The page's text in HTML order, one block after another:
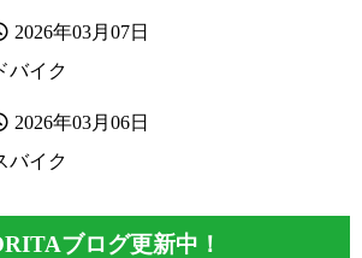
2026年03月07日
イク
2026年03月06日
イク
ブログ更新中！